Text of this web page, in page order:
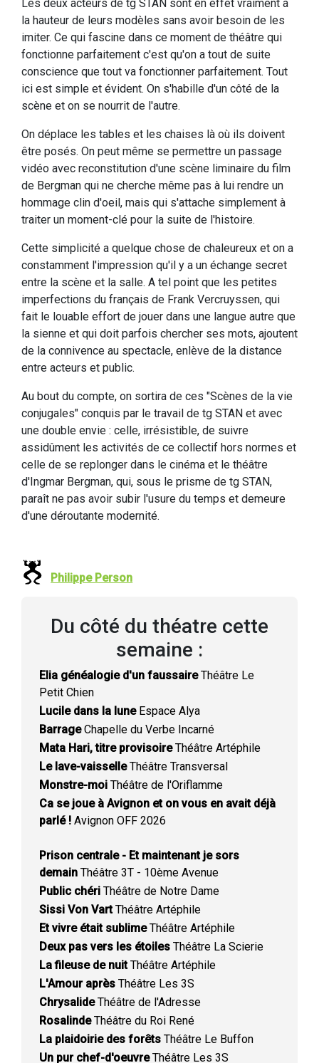
Les deux acteurs de tg STAN sont en effet vraiment à
la hauteur de leurs modèles sans avoir besoin de les
imiter. Ce qui fascine dans ce moment de théâtre qui
fonctionne parfaitement c'est qu'on a tout de suite
conscience que tout va fonctionner parfaitement. Tout
ici est simple et évident. On s'habille d'un côté de la
scène et on se nourrit de l'autre.
On déplace les tables et les chaises là où ils doivent
être posés. On peut même se permettre un passage
vidéo avec reconstitution d'une scène liminaire du film
de Bergman qui ne cherche même pas à lui rendre un
hommage clin d'oeil, mais qui s'attache simplement à
traiter un moment-clé pour la suite de l'histoire.
Cette simplicité a quelque chose de chaleureux et on a
constamment l'impression qu'il y a un échange secret
entre la scène et la salle. A tel point que les petites
imperfections du français de Frank Vercruyssen, qui
fait le louable effort de jouer dans une langue autre que
la sienne et qui doit parfois chercher ses mots, ajoutent
de la connivence au spectacle, enlève de la distance
entre acteurs et public.
Au bout du compte, on sortira de ces "Scènes de la vie
conjugales" conquis par le travail de tg STAN et avec
une double envie : celle, irrésistible, de suivre
assidûment les activités de ce collectif hors normes et
celle de se replonger dans le cinéma et le théâtre
d'Ingmar Bergman, qui, sous le prisme de tg STAN,
paraît ne pas avoir subir l'usure du temps et demeure
d'une déroutante modernité.
Philippe Person
Du côté du théatre cette
semaine :
Elia généalogie d'un faussaireThéâtre Le
Petit Chien
Lucile dans la luneEspace Alya
BarrageChapelle du Verbe Incarné
Mata Hari, titre provisoireThéâtre Artéphile
Le lave-vaisselleThéâtre Transversal
Monstre-moi Théâtre de l'Oriflamme
Ca se joue à Avignon et on vous en avait déjà
parlé ! Avignon OFF 2026
Prison centrale - Et maintenant je sors
demain Théâtre 3T - 10ème Avenue
Public chéri Théâtre de Notre Dame
Sissi Von VartThéâtre Artéphile
Et vivre était sublimeThéâtre Artéphile
Deux pas vers les étoiles Théâtre La Scierie
La fileuse de nuitThéâtre Artéphile
L'Amour après Théâtre Les 3S
ChrysalideThéâtre de l'Adresse
RosalindeThéâtre du Roi René
La plaidoirie des forêts Théâtre Le Buffon
Un pur chef-d'oeuvreThéâtre Les 3S